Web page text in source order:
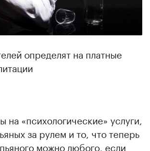
определят на платные
на «психологические» услуги,
за рулем и то, что теперь
можно любого, если